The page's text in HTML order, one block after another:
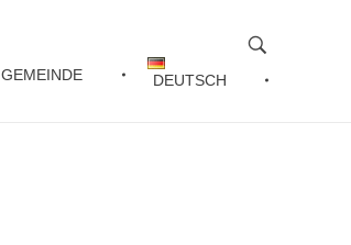
GEMEINDE DEUTSCH